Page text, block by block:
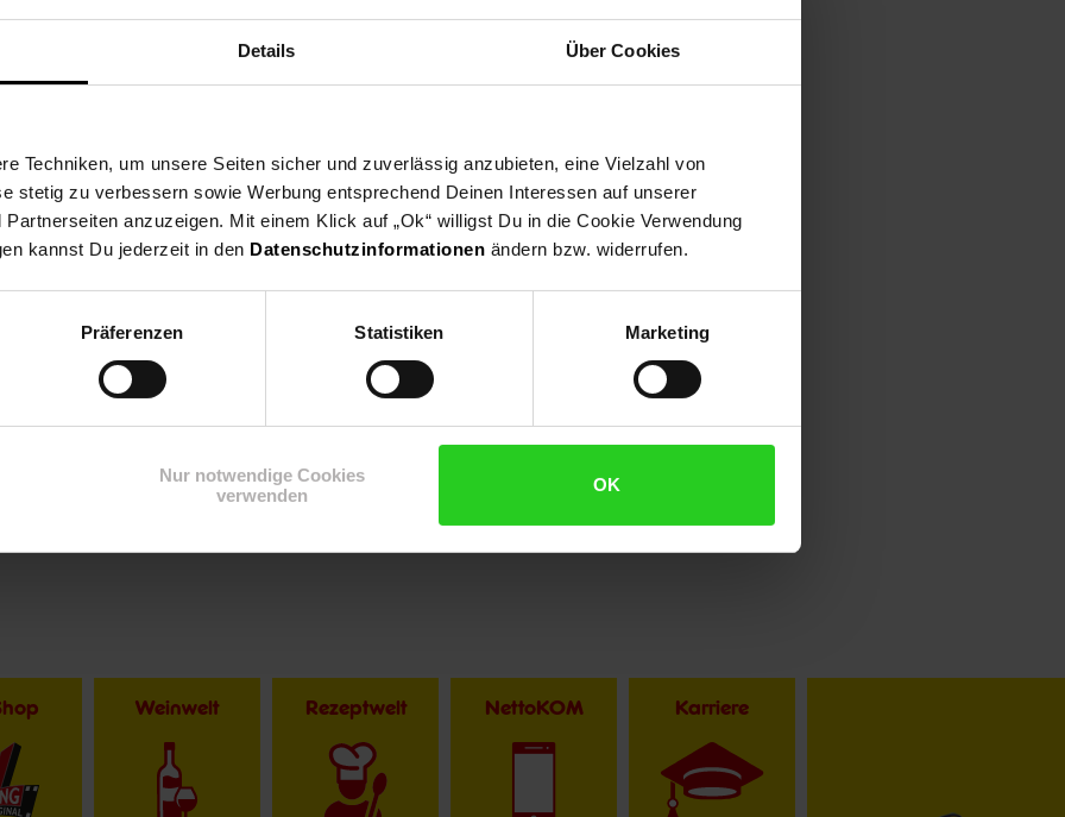
Details Über Cookies
Techniken, um unsere Seiten sicher und zuverlässig anzubieten, eine Vielzahl von
stetig zu verbessern sowie Werbung entsprechend Deinen Interessen auf unserer
anzuzeigen. Mit einem Klick auf „Ok“ willigst Du in die Cookie Verwendung
kannst Du jederzeit in den Datenschutzinformationen ändern bzw. widerrufen.
Präferenzen Statistiken Marketing
Nur notwendige Cookies
verwenden
OK
verbauten Komponenten abweichen.
Weinwelt Rezeptwelt NettoKOM Karriere